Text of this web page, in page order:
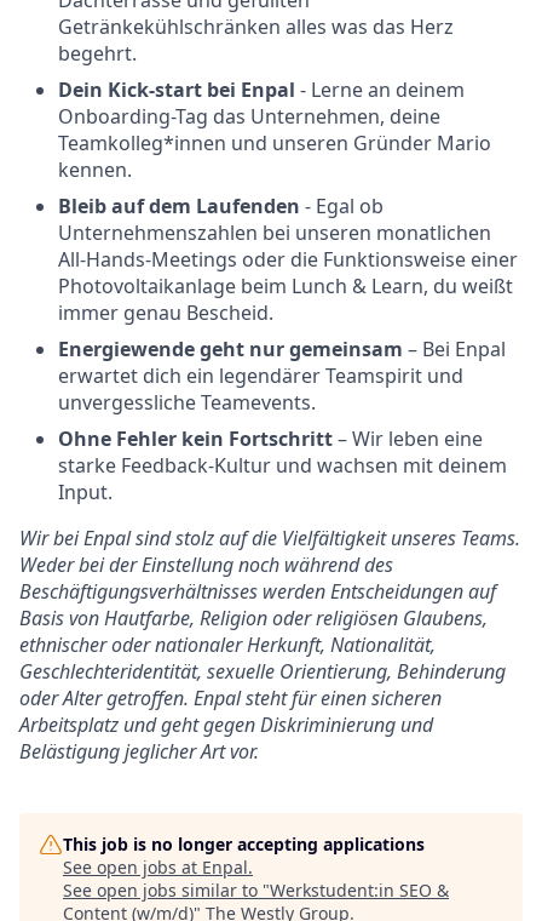
Getränkekühlschränken alles was das Herz
begehrt.
Dein Kick-start bei Enpal - Lerne an deinem
Onboarding-Tag das Unternehmen, deine
Teamkolleg*innen und unseren Gründer Mario
kennen.
Bleib auf dem Laufenden - Egal ob
Unternehmenszahlen bei unseren monatlichen
All-Hands-Meetings oder die Funktionsweise einer
Photovoltaikanlage beim Lunch & Learn, du weißt
immer genau Bescheid.
Energiewende geht nur gemeinsam – Bei Enpal
erwartet dich ein legendärer Teamspirit und
unvergessliche Teamevents.
Ohne Fehler kein Fortschritt– Wir leben eine
starke Feedback-Kultur und wachsen mit deinem
Input.
Wir bei Enpal sind stolz auf die Vielfältigkeit unseres Teams.
Weder bei der Einstellung noch während des
Beschäftigungsverhältnisses werden Entscheidungen auf
Basis von Hautfarbe, Religion oder religiösen Glaubens,
ethnischer oder nationaler Herkunft, Nationalität,
Geschlechteridentität, sexuelle Orientierung, Behinderung
oder Alter getroffen. Enpal steht für einen sicheren
Arbeitsplatz und geht gegen Diskriminierung und
Belästigung jeglicher Art vor.
This job is no longer accepting applications
See open jobs at Enpal.
See open jobs similar to "Werkstudent:in SEO &
Content (w/m/d)" The Westly Group.